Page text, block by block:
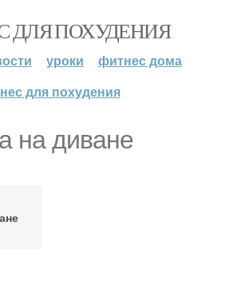
ДЛЯ ПОХУДЕНИЯ
уроки
фитнес дома
для похудения
на диване